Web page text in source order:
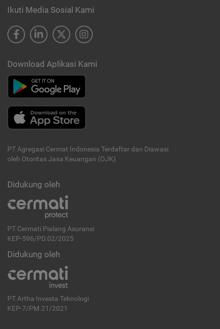
Ikuti Media Sosial Kami
Download Aplikasi Kami
PT Agregasi Cermat Indonesia Terdaftar dan Diawasi
oleh Otoritas Jasa Keuangan (OJK)
Didukung oleh
PT Cermati Pialang Asuransi
KEP-596/PD.02/2025
Didukung oleh
PT Artha Investa Teknologi
KEP-7/PM.21/2021